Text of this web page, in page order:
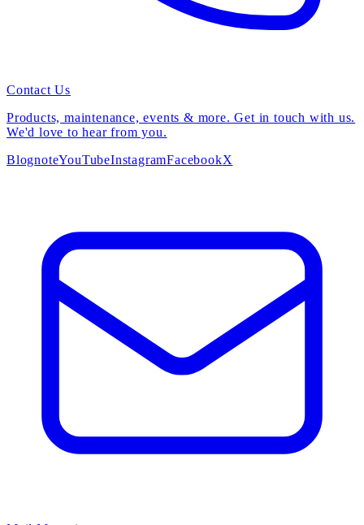
Contact Us
Products, maintenance, events & more. Get in touch with us.
We'd love to hear from you.
BlognoteYouTubeInstagramFacebookX